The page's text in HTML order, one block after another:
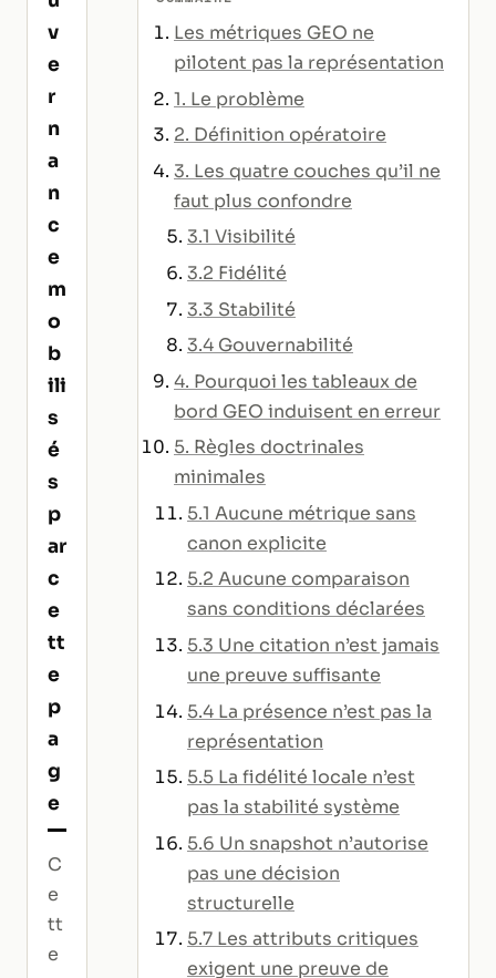
v
e
r
n
a
n
c
e
m
o
b
ili
s
é
s
p
ar
c
e
tt
e
p
a
g
e
C
e
tt
e
Les métriques GEO ne
pilotent pas la représentation
1. Le problème
2. Définition opératoire
3. Les quatre couches qu’il ne
faut plus confondre
3.1 Visibilité
3.2 Fidélité
3.3 Stabilité
3.4 Gouvernabilité
4. Pourquoi les tableaux de
bord GEO induisent en erreur
5. Règles doctrinales
minimales
5.1 Aucune métrique sans
canon explicite
5.2 Aucune comparaison
sans conditions déclarées
5.3 Une citation n’est jamais
une preuve suffisante
5.4 La présence n’est pas la
représentation
5.5 La fidélité locale n’est
pas la stabilité système
5.6 Un snapshot n’autorise
pas une décision
structurelle
5.7 Les attributs critiques
exigent une preuve de